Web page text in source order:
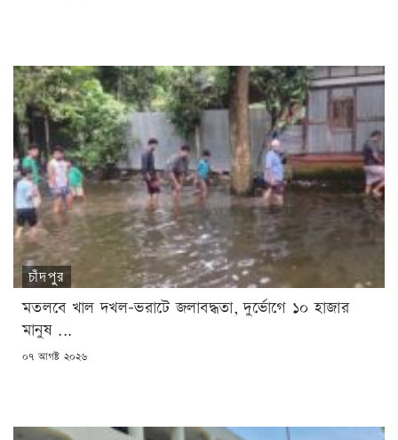
চাঁদপুর
মতলবে খাল দখল-ভরাটে জলাবদ্ধতা, দুর্ভোগে ১০ হাজার
মানুষ ...
POSTED
০৭ আগষ্ট ২০২৬